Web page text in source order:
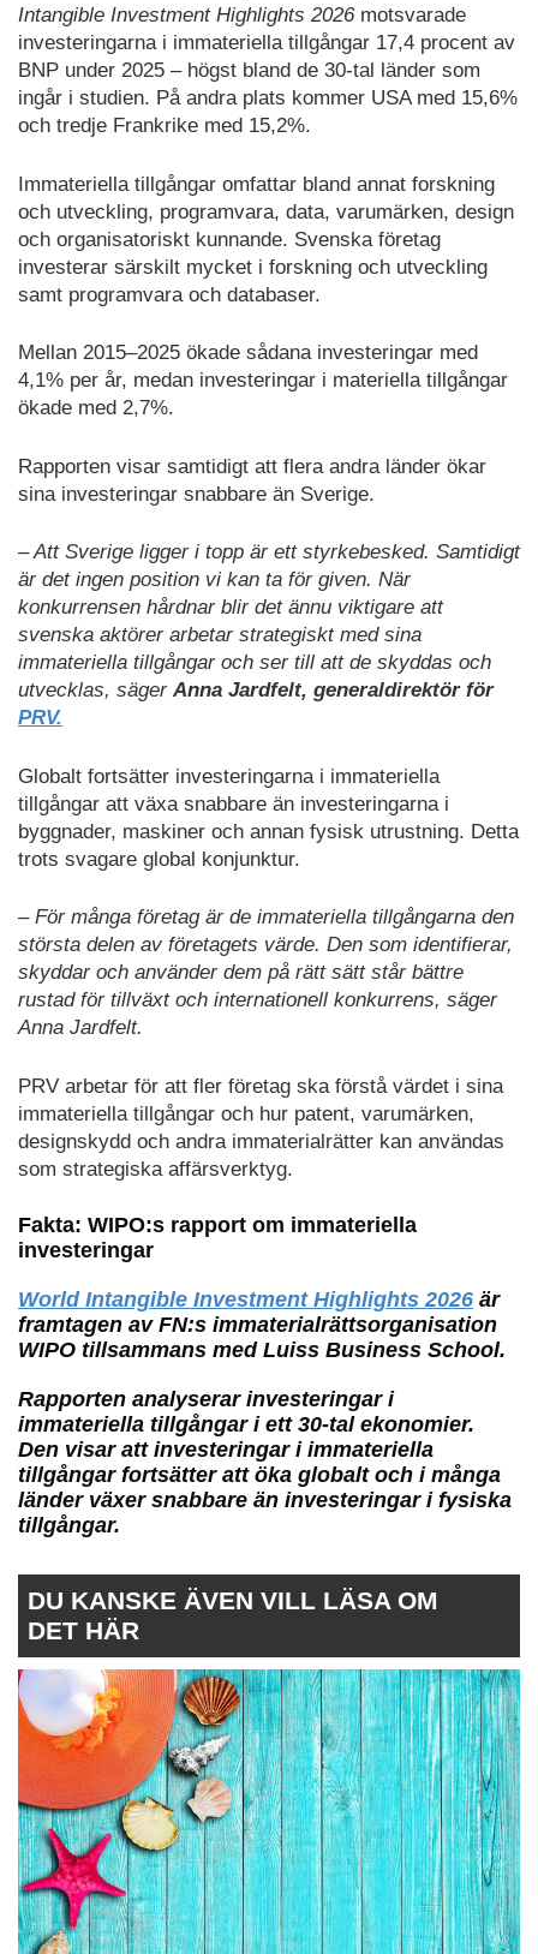
Intangible Investment Highlights 2026motsvarade
investeringarna i immateriella tillgångar 17,4 procent av
BNP under 2025 – högst bland de 30-tal länder som
ingår i studien. På andra plats kommer USA med 15,6%
och tredje Frankrike med 15,2%.
Immateriella tillgångar omfattar bland annat forskning
och utveckling, programvara, data, varumärken, design
och organisatoriskt kunnande. Svenska företag
investerar särskilt mycket i forskning och utveckling
samt programvara och databaser.
Mellan 2015–2025 ökade sådana investeringar med
4,1% per år, medan investeringar i materiella tillgångar
ökade med 2,7%.
Rapporten visar samtidigt att flera andra länder ökar
sina investeringar snabbare än Sverige.
– Att Sverige ligger i topp är ett styrkebesked. Samtidigt
är det ingen position vi kan ta för given. När
konkurrensen hårdnar blir det ännu viktigare att
svenska aktörer arbetar strategiskt med sina
immateriella tillgångar och ser till att de skyddas och
utvecklas, säger Anna Jardfelt, generaldirektör för
PRV.
Globalt fortsätter investeringarna i immateriella
tillgångar att växa snabbare än investeringarna i
byggnader, maskiner och annan fysisk utrustning. Detta
trots svagare global konjunktur.
– För många företag är de immateriella tillgångarna den
största delen av företagets värde. Den som identifierar,
skyddar och använder dem på rätt sätt står bättre
rustad för tillväxt och internationell konkurrens, säger
Anna Jardfelt.
PRV arbetar för att fler företag ska förstå värdet i sina
immateriella tillgångar och hur patent, varumärken,
designskydd och andra immaterialrätter kan användas
som strategiska affärsverktyg.
Fakta: WIPO:s rapport om immateriella
investeringar
World Intangible Investment Highlights 2026 är
framtagen av FN:s immaterialrättsorganisation
WIPO tillsammans med Luiss Business School.
Rapporten analyserar investeringar i
immateriella tillgångar i ett 30-tal ekonomier.
Den visar att investeringar i immateriella
tillgångar fortsätter att öka globalt och i många
länder växer snabbare än investeringar i fysiska
tillgångar.
DU KANSKE ÄVEN VILL LÄSA OM
DET HÄR